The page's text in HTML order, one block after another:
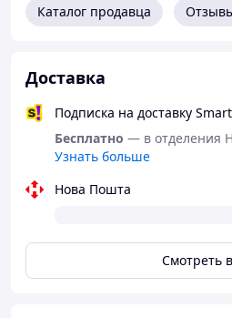
Звуковая подача
для различных жанров - от поп-
электроники и аудиокниг.
Каталог продавца
Доставка
Подписка на доставку Smart
Бесплатно — в отделения
Узнать больше
Нова Пошта
Смотреть